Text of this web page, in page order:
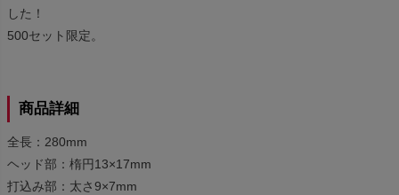
した！
500セット限定。
商品詳細
全長：280mm
ヘッド部：楕円13×17mm
打込み部：太さ9×7mm